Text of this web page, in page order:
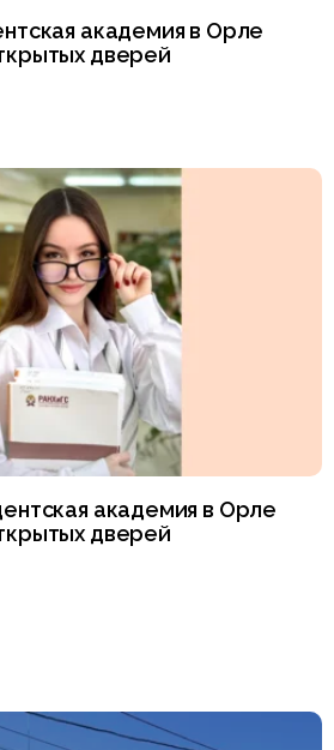
академия в Орле
дверей
академия в Орле
дверей